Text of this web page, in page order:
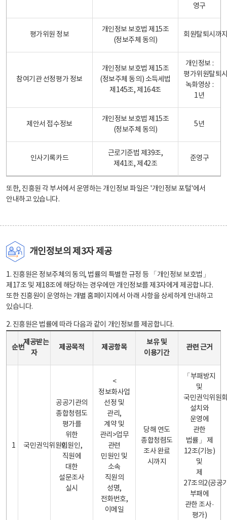
영구
평가위원 정보
개인정보 보호법 제15조
(정보주체 동의)
회원탈퇴시까
참여기관 선정평가 정보
개인정보 보호법 제15조
(정보주체 동의) 소득세법
제145조, 제164조
개인정보 :
평가위원탈퇴
녹화영상 :
1년
제안서 접수정보
개인정보 보호법 제15조
(정보주체 동의)
5년
인사기록카드
근로기준법 제39조,
제41조, 제42조
준영구
또한, 진흥원 각 부서에서 운영하는 개인정보 파일은 '개인정보 포털'에서
안내하고 있습니다.
개인정보의 제3자 제공
1. 진흥원은 정보주체의 동의, 법률의 특별한 규정 등 「개인정보 보호법」
제17조 및 제18조에 해당하는 경우에만 개인정보를 제3자에게 제공합니다.
또한 진흥원이 운영하는 개별 홈페이지에서 아래 사항을 상세하게 안내하고
있습니다.
2. 진흥원은 법률에 따라 다음과 같이 개인정보를 제공합니다.
순번
제공받는
자
제공목적 제공항목
보유 및
이용기간
관련 근거
1 국민권익위원회
공공기관의
종합청렴도
평가를
위한
민원인,
직원에
대한
설문조사
실시
<
정보화사업
선정 및
관리,
계약 및
관리>업무
관련
민원인 및
소속
직원의
성명,
전화번호,
이메일
당해 연도
종합청렴도
조사 완료
시까지
「부패방지
및
국민권익위원
설치와
운영에
관한
법률」 제
12조(기능)
및
제
27조의2(공공
부패에
관한 조사·
평가)